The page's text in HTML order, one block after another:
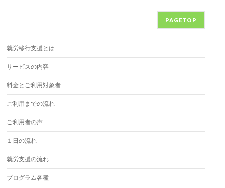
PAGETOP
就労移行支援とは
サービスの内容
料金とご利用対象者
ご利用までの流れ
ご利用者の声
１日の流れ
就労支援の流れ
プログラム各種